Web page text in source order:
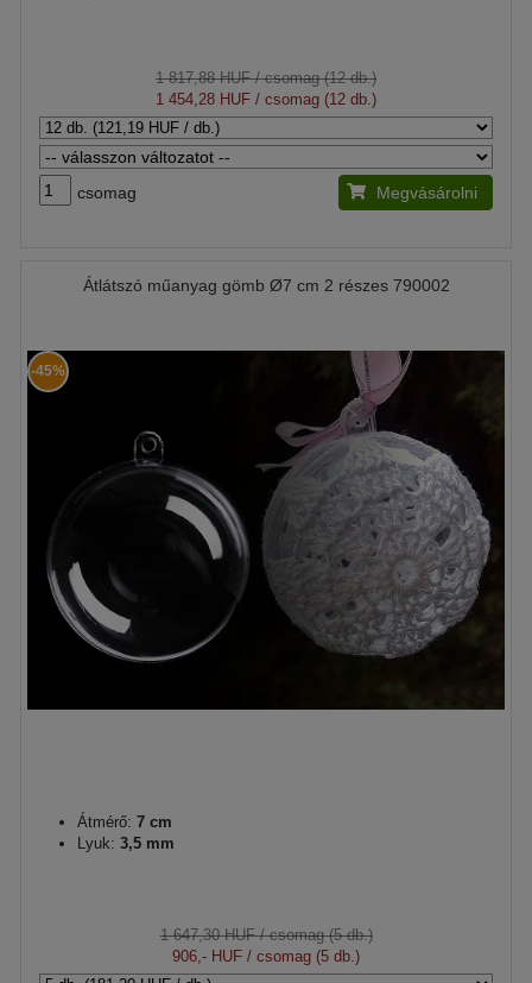
1 817,88 HUF/ csomag (12 db.)
1 454,28 HUF / csomag (12 db.)
csomag Megvásárolni
Átlátszó műanyag gömb Ø7 cm 2 részes 790002
-45%
Átmérő: 7 cm
Lyuk: 3,5 mm
1 647,30 HUF/ csomag (5 db.)
906,- HUF / csomag (5 db.)